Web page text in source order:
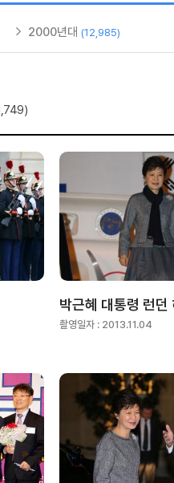
2000년대 (12,985)
촬영일자 : 2013.11.04